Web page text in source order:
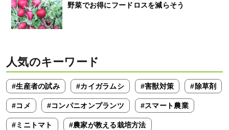
野菜でお得にフードロスを減らそう
人気のキーワード
#生産者の試み #カイガラムシ #害獣対策 #除草剤
#コメ #コンパニオンプランツ #スマート農業
#ミニトマト #農家が教える栽培方法